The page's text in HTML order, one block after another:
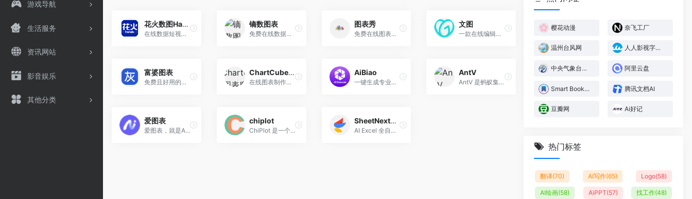
游戏导航
生活服务
资讯网站
影音娱乐
其他分类
花火数图Hanabi
在线数据短视频工具
镝数图表
免费在线数据可视化工具
图表秀
免费在线图表制作工具,数据可视化工具
文图
一款在线编辑、即时生成报告的轻量级数据可视化工具
富婆图表
免费且好用的在线图表制作工具
ChartCube图表魔方
在线图表制作工具
AiBiao
一键生成专业图表，让文档与图表创作更高效
AntV
AntV 是蚂蚁集团推出的一款企业级数据可视化解决方案，旨在通过其强大的设计语言和高效性能，将复杂数据转化为直观的视觉信息，从而提升用户的数据分析洞察力和决策效率。
爱图表
爱图表，就是AI图表。全流程AI，开启智能可视化时代，让每个人都能轻松创作高颜值可视化图表、信息图文、数据大屏
chiplot
ChiPlot 是一个功能强大的在线数据可视化工具，主要用于创建交互式图表和数据可视化。
SheetNext表格
AI Excel 全自动制表工具，只需输入简单提示语，即可对Excel表格实现全自动化逻辑操作。支持智能录入、自动插入公式、样式修改、生成数据、生成模板、增删改查等任务。
樱花动漫 奈飞工厂
温州台风网 人人影视字幕组
中央气象台台风网 阿里云盘
Smart Bookmark 腾讯文档AI
豆瓣网 Ai好记
热门标签
翻译(70) AI写作(65) Logo(58)
AI绘画(58) AiPPT(57) 找工作(48)